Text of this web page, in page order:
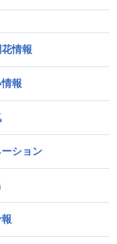
情報
報
ション